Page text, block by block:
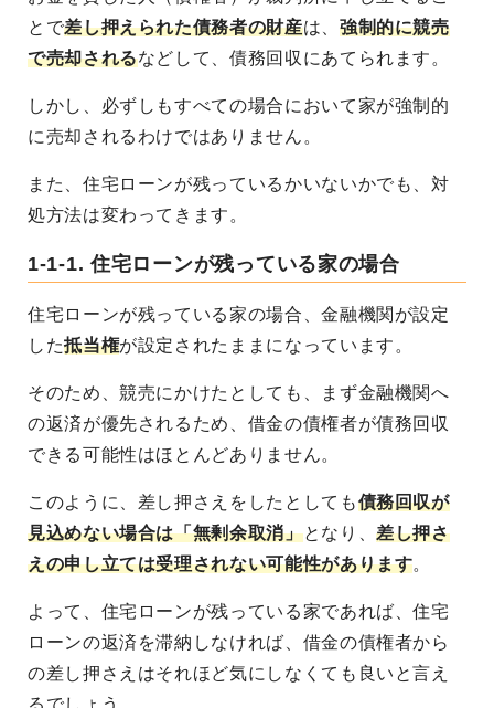
とで差し押えられた債務者の財産は、 強制的に競売
で売却されるなどして、債務回収にあてられます。
しかし、必ずしもすべての場合において家が強制的
に売却されるわけではありません。
また、住宅ローンが残っているかいないかでも、対
処方法は変わってきます。
1-1-1. 住宅ローンが残っている家の場合
住宅ローンが残っている家の場合、金融機関が設定
した抵当権が設定されたままになっています。
そのため、競売にかけたとしても、まず金融機関へ
の返済が優先されるため、借金の債権者が債務回収
できる可能性はほとんどありません。
このように、差し押さえをしたとしても債務回収が
見込めない場合は「無剰余取消」となり、差し押さ
えの申し立ては受理されない可能性があります。
よって、住宅ローンが残っている家であれば、住宅
ローンの返済を滞納しなければ、借金の債権者から
の差し押さえはそれほど気にしなくても良いと言え